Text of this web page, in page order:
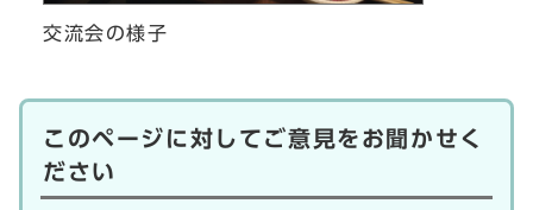
交流会の様子
このページに対してご意見をお聞かせく
ださい